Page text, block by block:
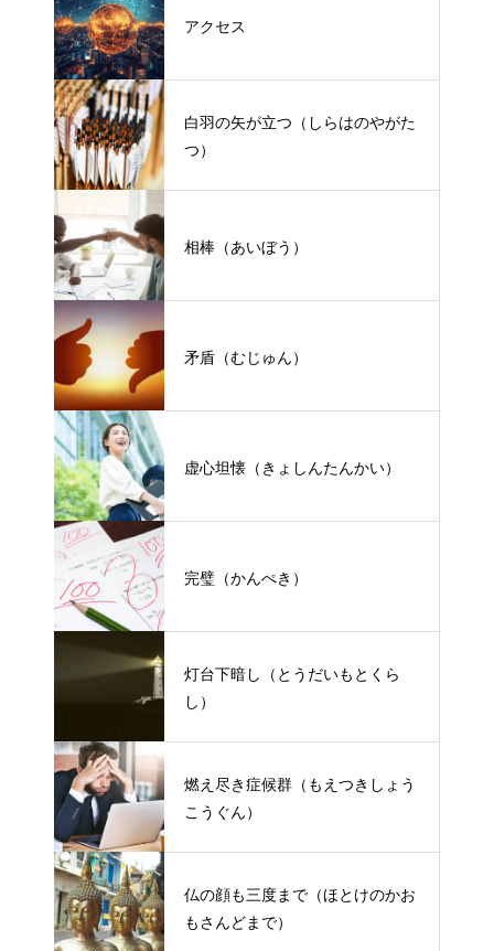
アクセス
白羽の矢が立つ（しらはのやがた
つ）
相棒（あいぼう）
矛盾（むじゅん）
虚心坦懐（きょしんたんかい）
完璧（かんぺき）
灯台下暗し（とうだいもとくら
し）
燃え尽き症候群（もえつきしょう
こうぐん）
仏の顔も三度まで（ほとけのかお
もさんどまで）